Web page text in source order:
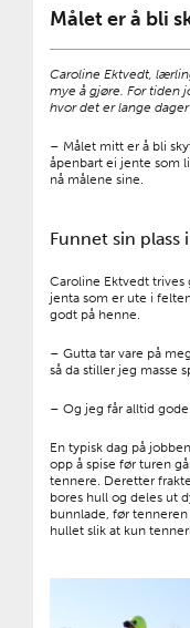
Målet er å bli
Caroline Ektvedt,
mye å gjøre. For tiden
hvor det er lange
– Målet mitt er å bli
åpenbart ei jente som
nå målene sine.
Funnet sin plass
Caroline Ektvedt trives
jenta som er ute i
godt på henne.
– Gutta tar vare på
så da stiller jeg masse
– Og jeg får alltid gode
En typisk dag på
opp å spise før turen
tennere. Deretter
bores hull og deles ut
bunnlade, før
hullet slik at kun